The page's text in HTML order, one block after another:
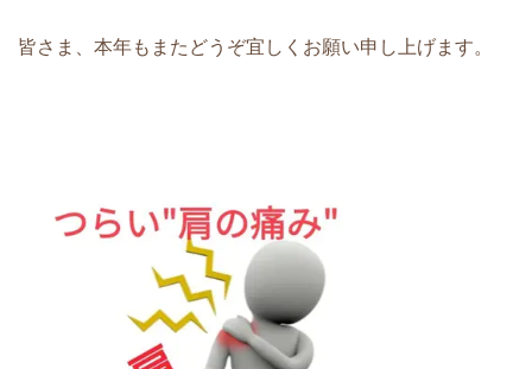
皆さま、本年もまたどうぞ宜しくお願い申し上げます。